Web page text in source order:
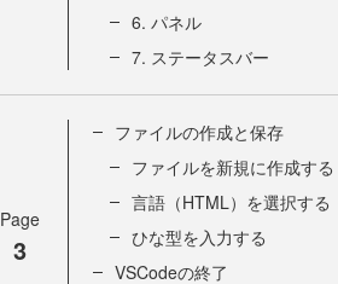
6. パネル
7. ステータスバー
Page
3
ファイルの作成と保存
ファイルを新規に作成する
言語（HTML）を選択する
ひな型を入力する
VSCodeの終了